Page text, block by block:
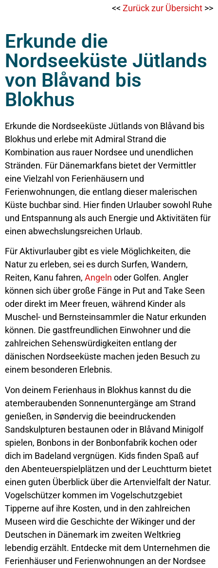
<< Zurück zur Übersicht >>
Erkunde die
Nordseeküste Jütlands
von Blåvand bis
Blokhus
Erkunde die Nordseeküste Jütlands von Blåvand bis
Blokhus und erlebe mit Admiral Strand die
Kombination aus rauer Nordsee und unendlichen
Stränden. Für Dänemarkfans bietet der Vermittler
eine Vielzahl von Ferienhäusern und
Ferienwohnungen, die entlang dieser malerischen
Küste buchbar sind. Hier finden Urlauber sowohl Ruhe
und Entspannung als auch Energie und Aktivitäten für
einen abwechslungsreichen Urlaub.
Für Aktivurlauber gibt es viele Möglichkeiten, die
Natur zu erleben, sei es durch Surfen, Wandern,
Reiten, Kanu fahren, Angeln oder Golfen. Angler
können sich über große Fänge in Put and Take Seen
oder direkt im Meer freuen, während Kinder als
Muschel- und Bernsteinsammler die Natur erkunden
können. Die gastfreundlichen Einwohner und die
zahlreichen Sehenswürdigkeiten entlang der
dänischen Nordseeküste machen jeden Besuch zu
einem besonderen Erlebnis.
Von deinem Ferienhaus in Blokhus kannst du die
atemberaubenden Sonnenuntergänge am Strand
genießen, in Søndervig die beeindruckenden
Sandskulpturen bestaunen oder in Blåvand Minigolf
spielen, Bonbons in der Bonbonfabrik kochen oder
dich im Badeland vergnügen. Kids finden Spaß auf
den Abenteuerspielplätzen und der Leuchtturm bietet
einen guten Überblick über die Artenvielfalt der Natur.
Vogelschützer kommen im Vogelschutzgebiet
Tipperne auf ihre Kosten, und in den zahlreichen
Museen wird die Geschichte der Wikinger und der
Deutschen in Dänemark im zweiten Weltkrieg
lebendig erzählt. Entdecke mit dem Unternehmen die
Ferienhäuser und Ferienwohnungen an der Nordsee